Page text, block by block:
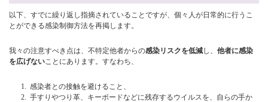
以下、すでに繰り返し指摘されていることですが、個々人が日常的に行うこ
とができる感染制御方法を再掲します。
我々の注意すべき点は、不特定他者からの感染リスクを低減し、 他者に感染
を広げないことにあります。すなわち、
1. 感染者との接触を避けること、
2. 手すりやつり革、キーボードなどに残存するウイルスを、自らの手か